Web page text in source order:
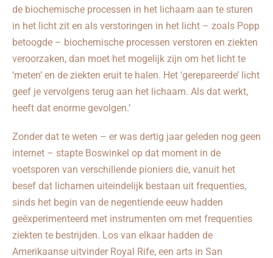
de biochemische processen in het lichaam aan te sturen
in het licht zit en als verstoringen in het licht – zoals Popp
betoogde – biochemische processen verstoren en ziekten
veroorzaken, dan moet het mogelijk zijn om het licht te
‘meten’ en de ziekten eruit te halen. Het ‘gerepareerde’ licht
geef je vervolgens terug aan het lichaam. Als dat werkt,
heeft dat enorme gevolgen.’
Zonder dat te weten – er was dertig jaar geleden nog geen
internet – stapte Boswinkel op dat moment in de
voetsporen van verschillende pioniers die, vanuit het
besef dat lichamen uiteindelijk bestaan uit frequenties,
sinds het begin van de negentiende eeuw hadden
geëxperimenteerd met instrumenten om met frequenties
ziekten te bestrijden. Los van elkaar hadden de
Amerikaanse uitvinder Royal Rife, een arts in San